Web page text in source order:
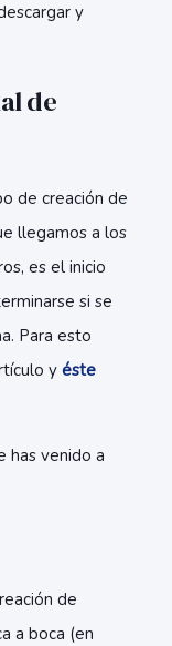
y
de
de creación de
llegamos a los
es el inicio
si se
Para esto
yéste
has venido a
de
a boca (en